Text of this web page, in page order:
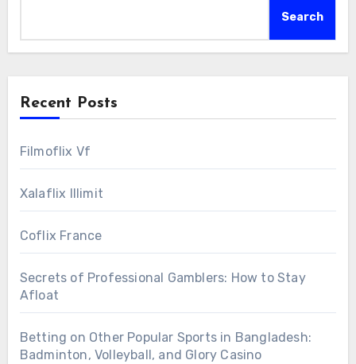
Search
Recent Posts
Filmoflix Vf
Xalaflix Illimit
Coflix France
Secrets of Professional Gamblers: How to Stay
Afloat
Betting on Other Popular Sports in Bangladesh:
Badminton, Volleyball, and Glory Casino